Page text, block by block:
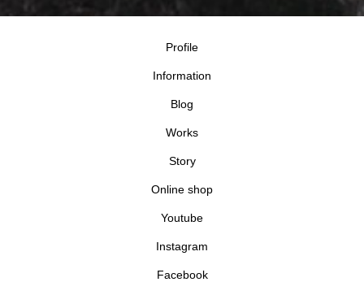
Profile
Information
Blog
Works
Story
Online shop
Youtube
Instagram
Facebook